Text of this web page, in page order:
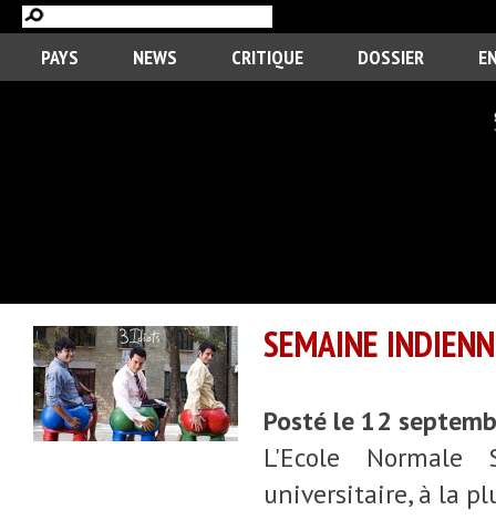
PAYS NEWS CRITIQUE DOSSIER
SEMAINE
Posté le 12
L'Ecole Normale
universitaire, à la